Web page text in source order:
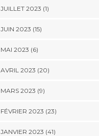
JUILLET 2023 (1)
JUIN 2023 (15)
MAI 2023 (6)
AVRIL 2023 (20)
MARS 2023 (9)
FÉVRIER 2023 (23)
JANVIER 2023 (41)